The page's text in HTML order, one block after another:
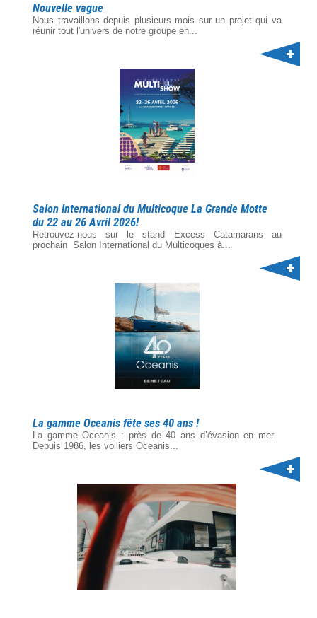
Nouvelle vague
Nous travaillons depuis plusieurs mois sur un projet qui va
réunir tout l'univers de notre groupe en...
Salon International du Multicoque La Grande Motte
du 22 au 26 Avril 2026!
Retrouvez-nous sur le stand Excess Catamarans au
prochain Salon International du Multicoques à...
La gamme Oceanis fête ses 40 ans !
La gamme Oceanis : près de 40 ans d’évasion en mer
Depuis 1986, les voiliers Oceanis...